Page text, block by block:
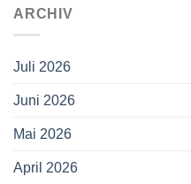
ARCHIV
Juli 2026
Juni 2026
Mai 2026
April 2026